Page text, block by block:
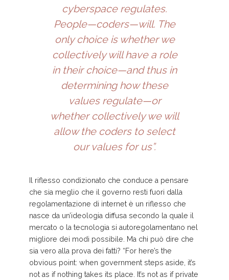
cyberspace regulates.
People—coders—will. The
only choice is whether we
collectively will have a role
in their choice—and thus in
determining how these
values regulate—or
whether collectively we will
allow the coders to select
our values for us”.
Il riflesso condizionato che conduce a pensare
che sia meglio che il governo resti fuori dalla
regolamentazione di internet è un riflesso che
nasce da un’ideologia diffusa secondo la quale il
mercato o la tecnologia si autoregolamentano nel
migliore dei modi possibile. Ma chi può dire che
sia vero alla prova dei fatti? “For here’s the
obvious point: when government steps aside, it’s
not as if nothing takes its place. It’s not as if private